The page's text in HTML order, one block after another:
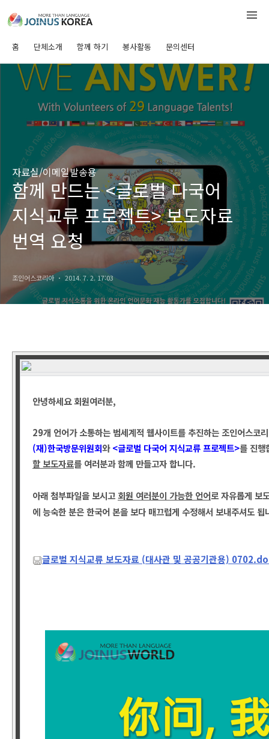
홈 단체소개 함께 하기 봉사활동 문의센터
자료실/이메일발송용
함께 만드는 <글로벌 다국어
지식교류 프로젝트> 보도자료
번역 요청
조인어스코리아 2014. 7. 2. 17:03
안녕하세요 회원여러분,
29개 언어가 소통하는 범세계적 웹사이트를 추진하는 조인어스코
(재)한국방문위원회와<글로벌 다국어 지식교류 프로젝트>를 진행
할 보도자료를 여러분과 함께 만들고자 합니다.
아래 첨부파일을 보시고회원 여러분이 가능한 언어로 자유롭게 보
에능숙한 분은 한국어 본을 보다 매끄럽게 수정해서 보내주셔도
글로벌 지식교류 보도자료 (대사관 및 공공기관용)